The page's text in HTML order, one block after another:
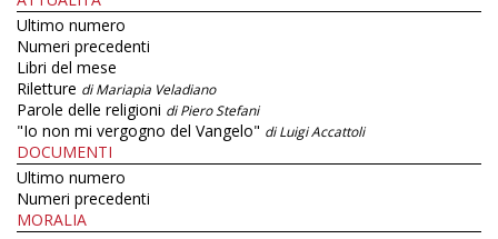
Ultimo numero
Numeri precedenti
Libri del mese
Riletture di Mariapia Veladiano
Parole delle religioni di Piero Stefani
"Io non mi vergogno del Vangelo" di Luigi Accattoli
DOCUMENTI
Ultimo numero
Numeri precedenti
MORALIA